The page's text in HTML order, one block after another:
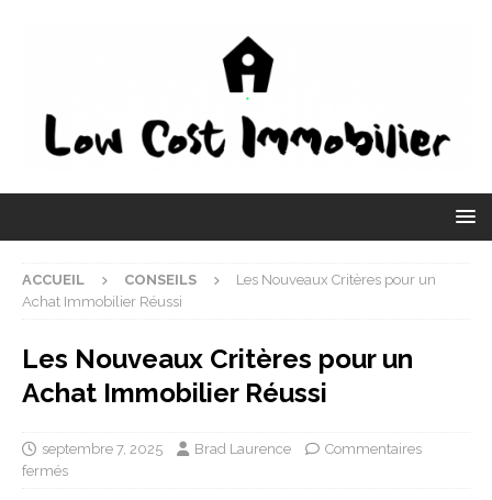
ACCUEIL CONSEILS
Les Nouveaux Critères pour un
Achat Immobilier Réussi
Les Nouveaux Critères pour un
Achat Immobilier Réussi
septembre 7, 2025 Brad Laurence
Commentaires
fermés